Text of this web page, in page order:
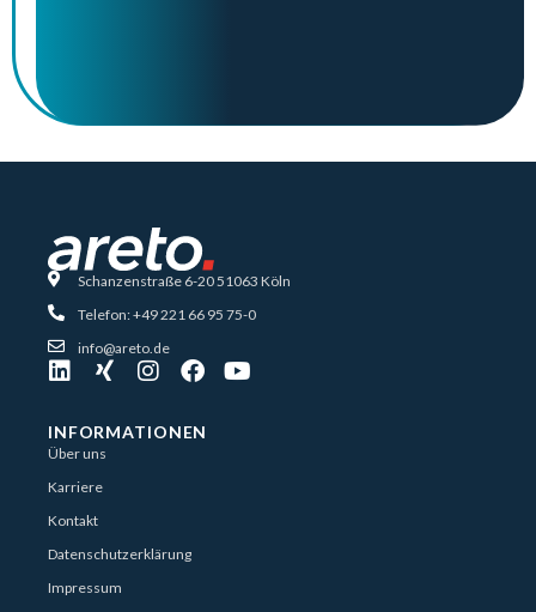
Schanzenstraße 6-20 51063 Köln
Telefon: +49 221 66 95 75-0
info@areto.de
INFORMATIONEN
Über uns
Karriere
Kontakt
Datenschutzerklärung
Impressum